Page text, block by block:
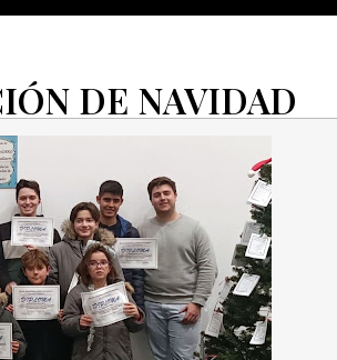
DE NAVIDAD